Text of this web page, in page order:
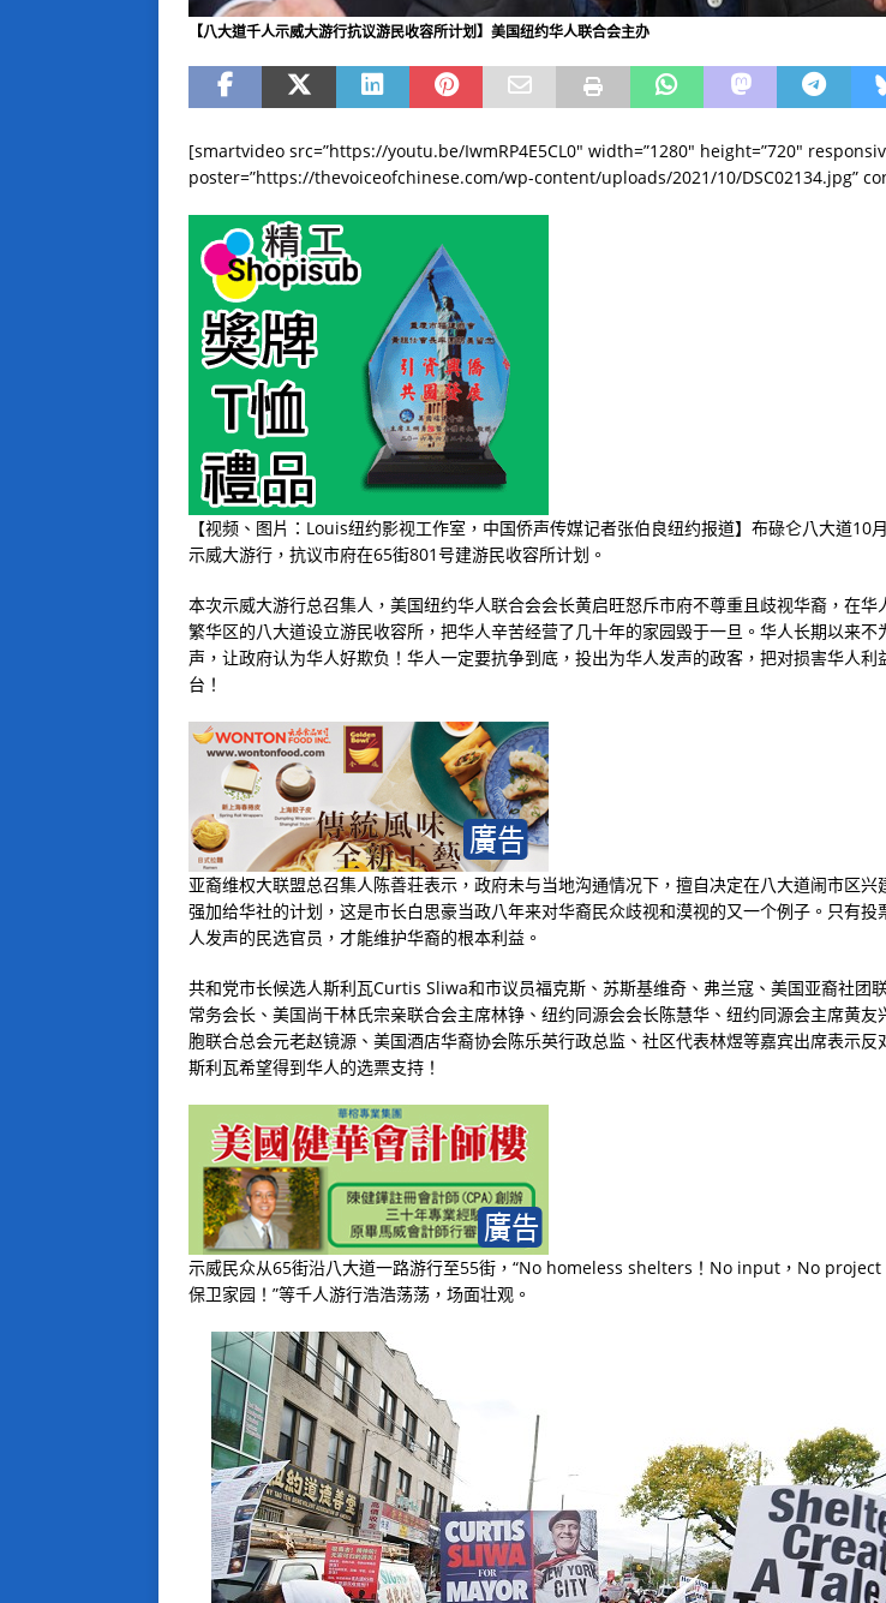
【八大道千人示威大游行抗议游民收容所计划】美国纽约华人联合会主办
[smartvideo src=”https://youtu.be/IwmRP4E5CL0″ width=”1280″ height=”720″
poster=”https://thevoiceofchinese.com/wp-content/uploads/2021/10/DSC02134.jpg”
【视频、图片：Louis纽约影视工作室，中国侨声传媒记者张伯良纽约报道】布碌仑八大道10
示威大游行，抗议市府在65街801号建游民收容所计划。
本次示威大游行总召集人，美国纽约华人联合会会长黄启旺怒斥市府不尊重且歧视华裔，在华
繁华区的八大道设立游民收容所，把华人辛苦经营了几十年的家园毁于一旦。华人长期以来不
声，让政府认为华人好欺负！华人一定要抗争到底，投出为华人发声的政客，把对损害华人利
台！
亚裔维权大联盟总召集人陈善荘表示，政府未与当地沟通情况下，擅自决定在八大道闹市区兴
强加给华社的计划，这是市长白思豪当政八年来对华裔民众歧视和漠视的又一个例子。只有投
人发声的民选官员，才能维护华裔的根本利益。
共和党市长候选人斯利瓦Curtis Sliwa和市议员福克斯、苏斯基维奇、弗兰寇、美国亚裔社团
常务会长、美国尚干林氏宗亲联合会主席林铮、纽约同源会会长陈慧华、纽约同源会主席黄友
胞联合总会元老赵镜源、美国酒店华裔协会陈乐英行政总监、社区代表林煜等嘉宾出席表示反
斯利瓦希望得到华人的选票支持！
示威民众从65街沿八大道一路游行至55街，“No homeless shelters！No input，No project
保卫家园！”等千人游行浩浩荡荡，场面壮观。